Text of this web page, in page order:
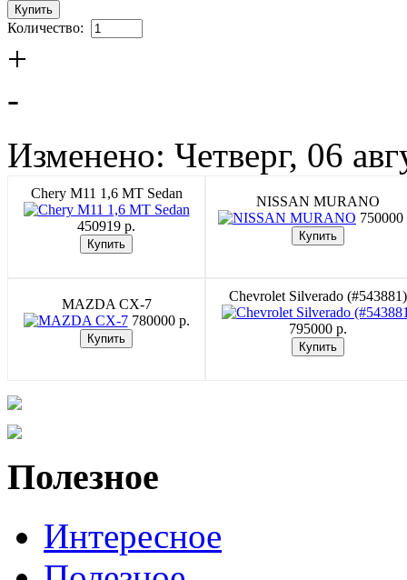
Количество:
+
-
Изменено: Четверг, 06
Chery M11 1,6 MT Sedan
450919 p.
NISSAN MURANO
750000
MAZDA CX-7
780000 p.
Chevrolet Silverado (#543881)
795000 p.
Полезное
Интересное